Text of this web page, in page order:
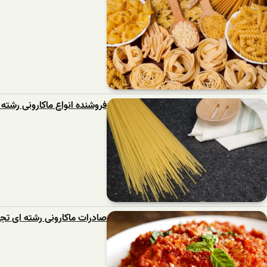
فروشنده انواع ماکارونی
صادرات ماکارونی رشته ای